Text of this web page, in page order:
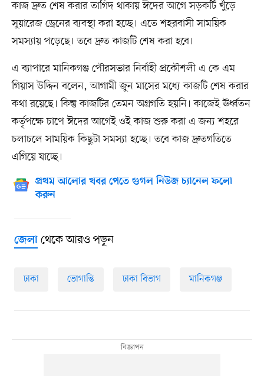
কাজ দ্রুত শেষ করার তাগিদ থাকায় ঈদের আগে সড়কটি খুঁড়ে
সুয়ারেজ ড্রেনের ব্যবস্থা করা হচ্ছে। এতে শহরবাসী সাময়িক
সমস্যায় পড়েছে। তবে দ্রুত কাজটি শেষ করা হবে।
এ ব্যাপারে মানিকগঞ্জ পৌরসভার নির্বাহী প্রকৌশলী এ কে এম
গিয়াস উদ্দিন বলেন, আগামী জুন মাসের মধ্যে কাজটি শেষ করার
কথা রয়েছে। কিন্তু কাজটির তেমন অগ্রগতি হয়নি। কাজেই ঊর্ধ্বতন
কর্তৃপক্ষে চাপে ঈদের আগেই ওই কাজ শুরু করা এ জন্য শহরে
চলাচলে সাময়িক কিছুটা সমস্যা হচ্ছে। তবে কাজ দ্রুতগতিতে
এগিয়ে যাচ্ছে।
প্রথম আলোর খবর পেতে গুগল নিউজ চ্যানেল ফলো
করুন
জেলাথেকে আরও পড়ুন
ঢাকা ভোগান্তি ঢাকা বিভাগ মানিকগঞ্জ